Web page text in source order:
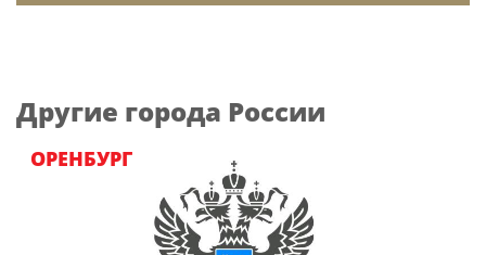
Другие города России
ОРЕНБУРГ